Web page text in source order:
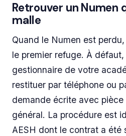
Retrouver un Numen
malle
Quand le Numen est
le premier refuge. À
gestionnaire de votre
restituer par téléphone ou
demande écrite avec pièce
général. La procédure est
AESH dont le contrat a été